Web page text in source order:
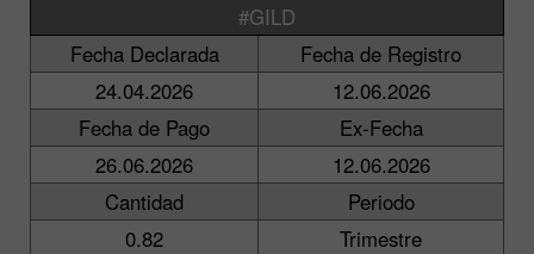
#GILD
Fecha Declarada
Fecha de Registro
24.04.2026
12.06.2026
Fecha de Pago
Ex-Fecha
26.06.2026
12.06.2026
Cantidad
Periodo
0.82
Trimestre